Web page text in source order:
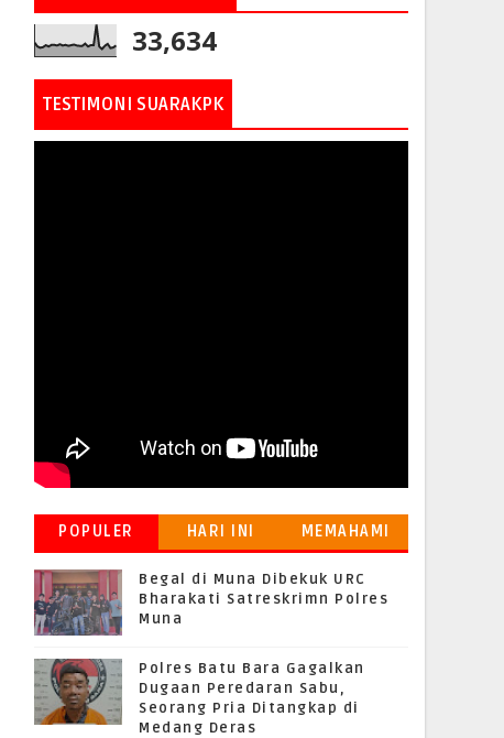
33,634
TESTIMONI SUARAKPK
POPULER HARI INI
MEMAHAMI
Begal di Muna Dibekuk URC
Bharakati Satreskrimn Polres
Muna
Polres Batu Bara Gagalkan
Dugaan Peredaran Sabu,
Seorang Pria Ditangkap di
Medang Deras